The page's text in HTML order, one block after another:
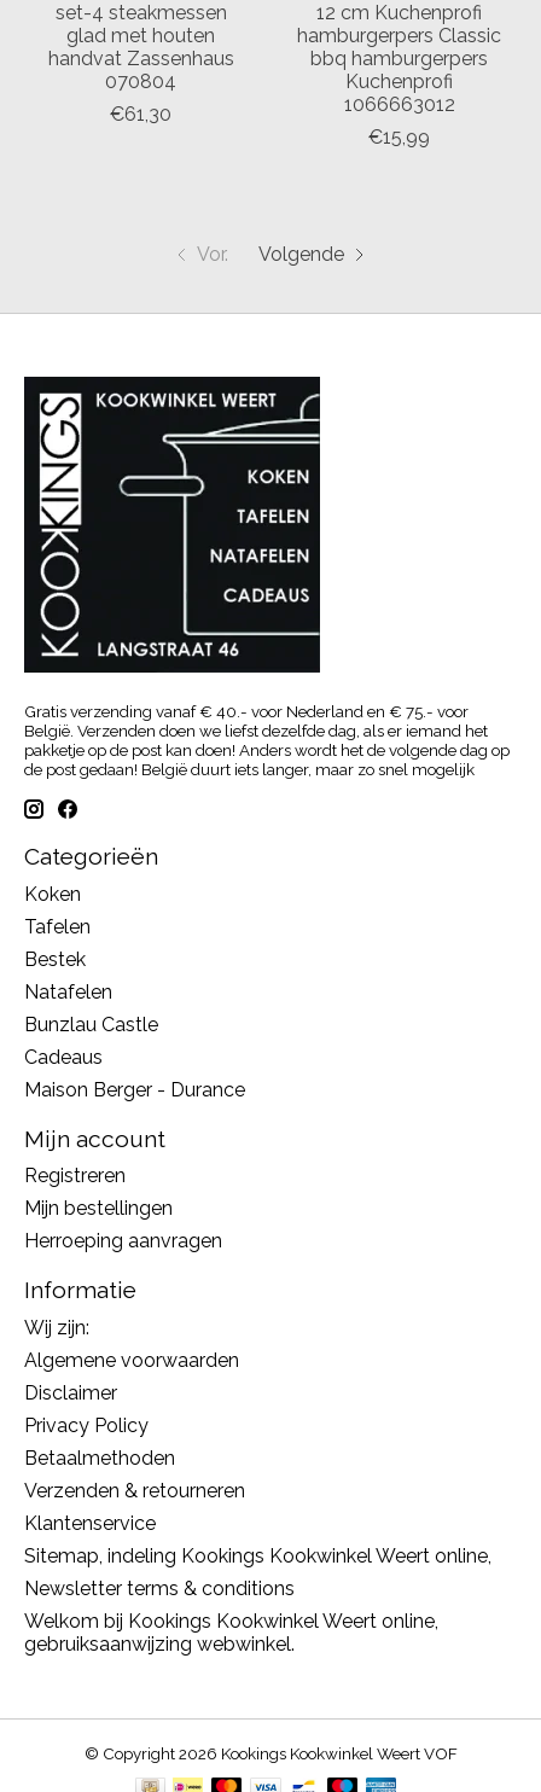
set-4 steakmessen
glad met houten
handvat Zassenhaus
070804
€61,30
12 cm Kuchenprofi
hamburgerpers Classic
bbq hamburgerpers
Kuchenprofi
1066663012
€15,99
Vor. Volgende
Gratis verzending vanaf € 40.- voor Nederland en € 75.- voor
België. Verzenden doen we liefst dezelfde dag, als er iemand het
pakketje op de post kan doen! Anders wordt het de volgende dag op
de post gedaan! België duurt iets langer, maar zo snel mogelijk
Categorieën
Koken
Tafelen
Bestek
Natafelen
Bunzlau Castle
Cadeaus
Maison Berger - Durance
Mijn account
Registreren
Mijn bestellingen
Herroeping aanvragen
Informatie
Wij zijn:
Algemene voorwaarden
Disclaimer
Privacy Policy
Betaalmethoden
Verzenden & retourneren
Klantenservice
Sitemap, indeling Kookings Kookwinkel Weert online,
Newsletter terms & conditions
Welkom bij Kookings Kookwinkel Weert online,
gebruiksaanwijzing webwinkel.
© Copyright 2026 Kookings Kookwinkel Weert VOF